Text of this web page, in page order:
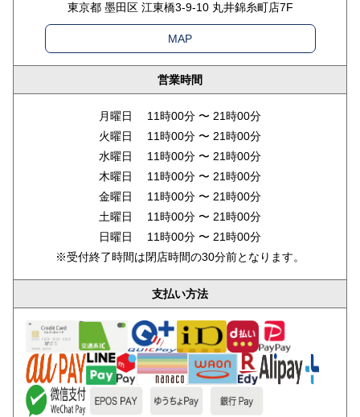
東京都 墨田区 江東橋3-9-10 丸井錦糸町店7F
MAP
営業時間
月曜日 11時00分 〜 21時00分
火曜日 11時00分 〜 21時00分
水曜日 11時00分 〜 21時00分
木曜日 11時00分 〜 21時00分
金曜日 11時00分 〜 21時00分
土曜日 11時00分 〜 21時00分
日曜日 11時00分 〜 21時00分
※受付終了時間は閉店時間の30分前となります。
支払い方法